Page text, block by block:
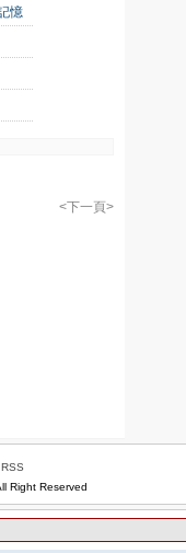
憶
<下一頁>
RSS
Right Reserved